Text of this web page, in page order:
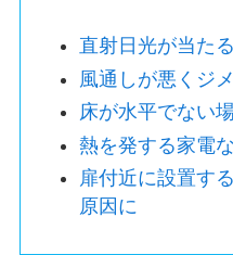
直射日光が当た
風通しが悪くジ
床が水平でない
熱を発する家電
扉付近に設置す
原因に